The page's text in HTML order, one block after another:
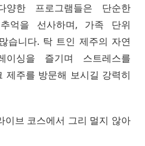
한 프로그램들은 단순한
억을 선사하며, 가족 단위
습니다. 탁 트인 제주의 자연
싱을 즐기며 스트레스를
제주를 방문해 보시길 강력히
이브 코스에서 그리 멀지 않아